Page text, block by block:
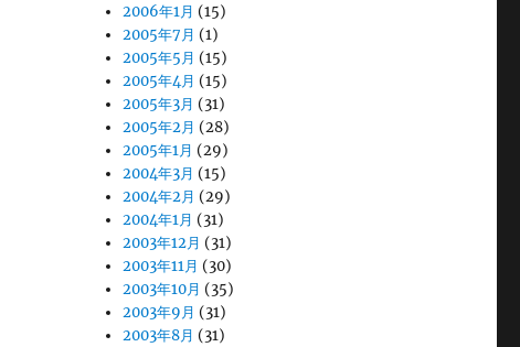
2006年1月 (15)
2005年7月 (1)
2005年5月 (15)
2005年4月 (15)
2005年3月 (31)
2005年2月 (28)
2005年1月 (29)
2004年3月 (15)
2004年2月 (29)
2004年1月 (31)
2003年12月 (31)
2003年11月 (30)
2003年10月 (35)
2003年9月 (31)
2003年8月 (31)